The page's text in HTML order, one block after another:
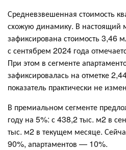
Средневзвешенная стоимость
схожую динамику. В настоящий
зафиксирована стоимость 3,46
с сентябрем 2024 года
При этом в сегменте
зафиксировалась на отметке
показатель практически не
В премиальном сегменте
году на 5%: с 438,2 тыс. м2 в
тыс. м2 в текущем месяце.
90%, апартаментов — 10%.